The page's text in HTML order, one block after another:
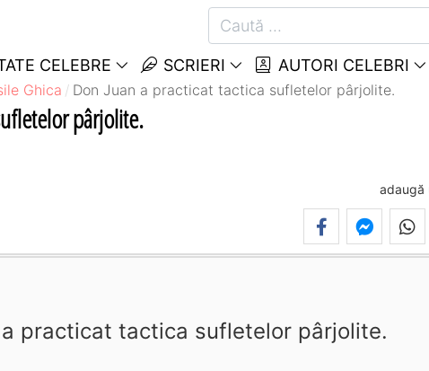
CELEBRE SCRIERI AUTORI CELEBRI
Ghica Don Juan a practicat tactica sufletelor pârjolite.
pârjolite.
adaugă
a practicat tactica sufletelor pârjolite.